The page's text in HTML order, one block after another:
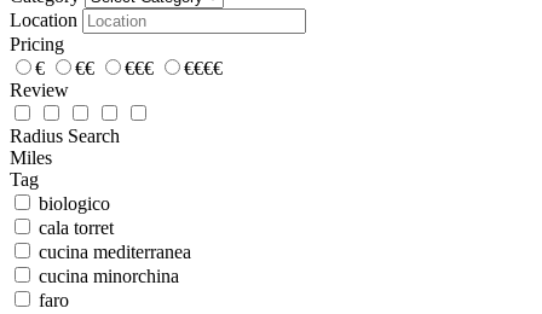
Location
Pricing
€
€€ €€€
€€€€
Review
Radius Search
Miles
Tag
biologico
cala torret
cucina mediterranea
cucina minorchina
faro